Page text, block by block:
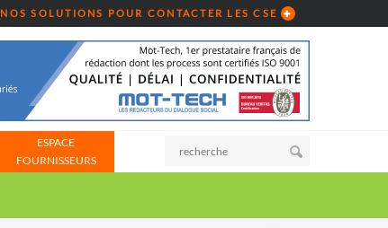
NOS SOLUTIONS POUR CONTACTER LES CSE
ESPACE
FOURNISSEURS